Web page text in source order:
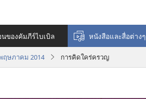
ของคัมภีร์ไบเบิล หนังสือและสื่อต่างๆ
ษภาคม 2014 การ​คิด​ใคร่ครวญ